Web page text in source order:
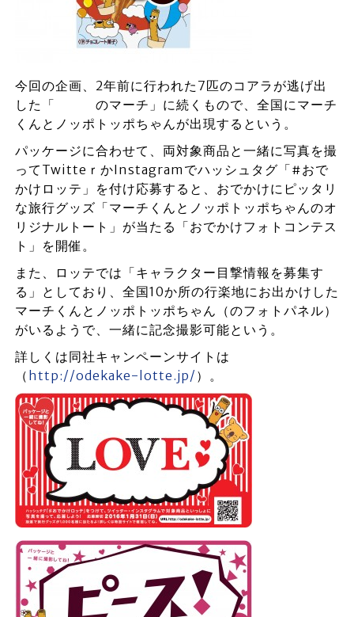
今回の企画、2年前に行われた7匹のコアラが逃げ出
した「 のマーチ」に続くもので、全国にマーチ
くんとノッポトッポちゃんが出現するという。
パッケージに合わせて、両対象商品と一緒に写真を撮
ってTwitteｒかInstagramでハッシュタグ「#おで
かけロッテ」を付け応募すると、おでかけにピッタリ
な旅行グッズ「マーチくんとノッポトッポちゃんのオ
リジナルトート」が当たる「おでかけフォトコンテス
ト」を開催。
また、ロッテでは「キャラクター目撃情報を募集す
る」としており、全国10か所の行楽地にお出かけした
マーチくんとノッポトッポちゃん（のフォトパネル）
がいるようで、一緒に記念撮影可能という。
詳しくは同社キャンペーンサイトは
（ http://odekake-lotte.jp/ ）。